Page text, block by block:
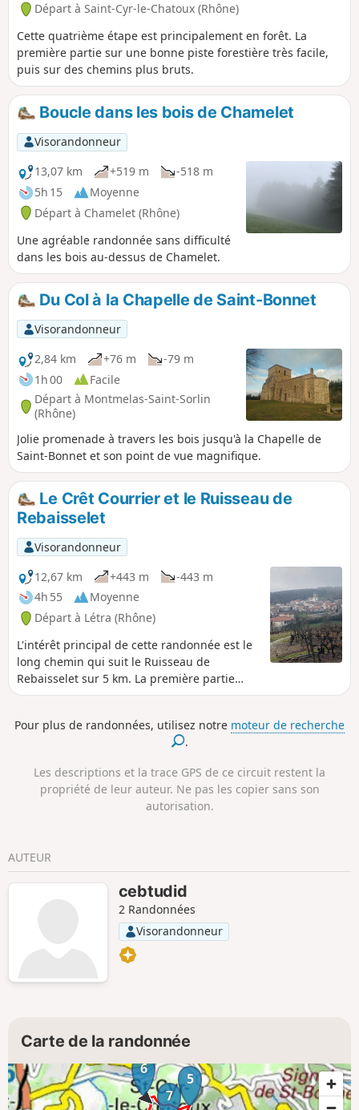
Départ à Saint-Cyr-le-Chatoux (Rhône)
Cette quatrième étape est principalement en forêt. La
première partie sur une bonne piste forestière très facile,
puis sur des chemins plus bruts.
Boucle dans les bois de Chamelet
Visorandonneur
13,07 km
+519 m
-518 m
5h 15
Moyenne
Départ à Chamelet (Rhône)
Une agréable randonnée sans difficulté
dans les bois au-dessus de Chamelet.
Du Col à la Chapelle de Saint-Bonnet
Visorandonneur
2,84 km
+76 m
-79 m
1h 00
Facile
Départ à Montmelas-Saint-Sorlin
(Rhône)
Jolie promenade à travers les bois jusqu'à la Chapelle de
Saint-Bonnet et son point de vue magnifique.
Le Crêt Courrier et le Ruisseau de
Rebaisselet
Visorandonneur
12,67 km
+443 m
-443 m
4h 55
Moyenne
Départ à Létra (Rhône)
L'intérêt principal de cette randonnée est le
long chemin qui suit le Ruisseau de
Rebaisselet sur 5 km. La première partie
monte à travers les vignes et les petits bois,
Ruisseau de Rebaisselet. La chanson d'Yves
Duteil va s'imposer et ne vous quittera plus
pour passer d'une rive à l'autre. Circuit peu
fréquenté avec possibilité d'extension vers le
Pour plus de randonnées, utilisez notre moteur de recherche
.
Les descriptions et la trace GPS de ce circuit restent la
propriété de leur auteur. Ne pas les copier sans son
autorisation.
AUTEUR
cebtudid
2 Randonnées
Visorandonneur
Carte de la randonnée
5
6
7